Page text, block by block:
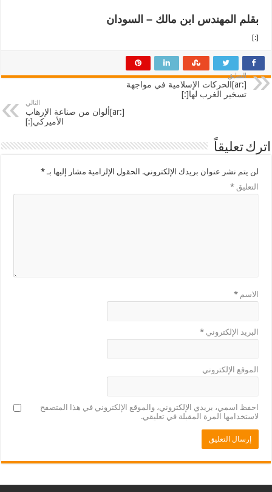
بقلم المهندس ابن مالك – السودان
[:]
السابق
[:ar]الحركات الإسلامية في مواجهة
تسخير الغرب لها[:]
التالي
[:ar]ألوان من صناعة الإرهاب
الأميركي[:]
اترك تعليقاً
لن يتم نشر عنوان بريدك الإلكتروني. الحقول الإلزامية مشار إليها بـ*
التعليق*
الاسم*
البريد الإلكتروني*
الموقع الإلكتروني
احفظ اسمي، بريدي الإلكتروني، والموقع الإلكتروني في هذا المتصفح
لاستخدامها المرة المقبلة في تعليقي.